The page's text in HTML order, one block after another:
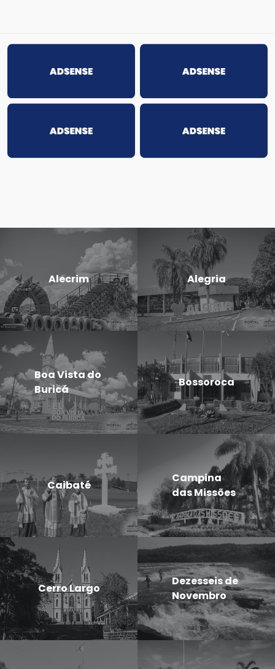
Alecrim Alegria
Boa Vista do
Buricá
Bossoroca
Caibaté
Campina
das Missões
Cerro Largo
Dezesseis de
Novembro